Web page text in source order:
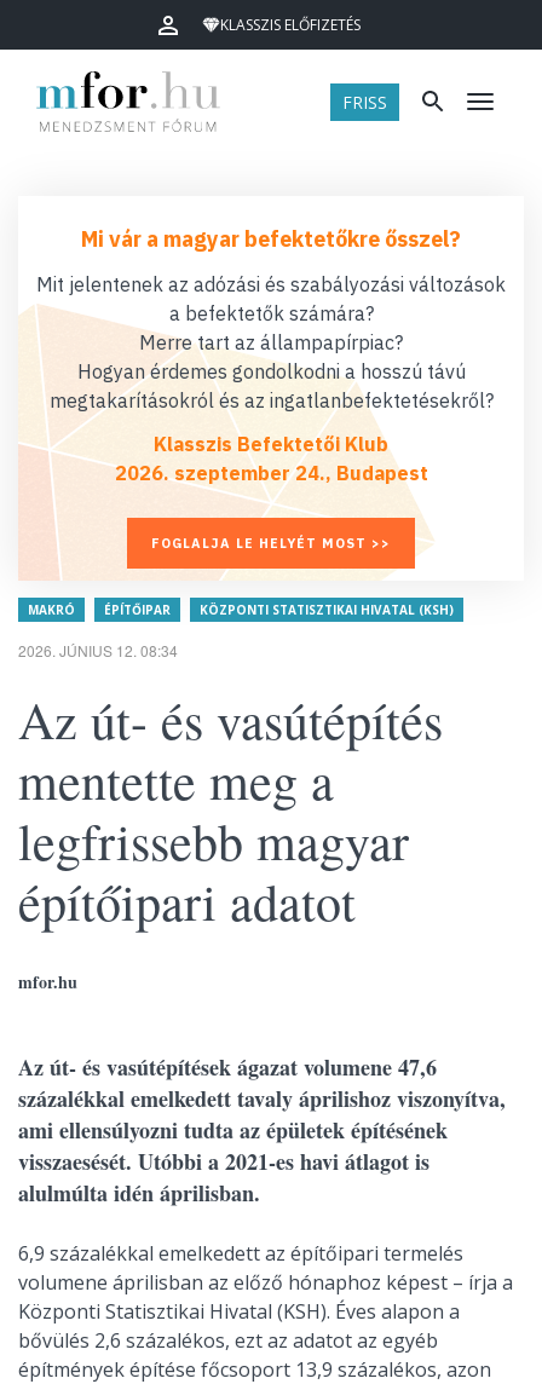
KLASSZIS ELŐFIZETÉS
FRISS Menü
Mi vár a magyar befektetőkre ősszel?
Mit jelentenek az adózási és szabályozási változások
a befektetők számára?
Merre tart az állampapírpiac?
Hogyan érdemes gondolkodni a hosszú távú
megtakarításokról és az ingatlanbefektetésekről?
Klasszis Befektetői Klub
2026. szeptember 24., Budapest
FOGLALJA LE HELYÉT MOST >>
MAKRÓ ÉPÍTŐIPAR KÖZPONTI STATISZTIKAI HIVATAL (KSH)
2026. JÚNIUS 12. 08:34
Az út- és vasútépítés
mentette meg a
legfrissebb magyar
építőipari adatot
mfor.hu
Az út- és vasútépítések ágazat volumene 47,6
százalékkal emelkedett tavaly áprilishoz viszonyítva,
ami ellensúlyozni tudta az épületek építésének
visszaesését. Utóbbi a 2021-es havi átlagot is
alulmúlta idén áprilisban.
6,9 százalékkal emelkedett az építőipari termelés
volumene áprilisban az előző hónaphoz képest – írja a
Központi Statisztikai Hivatal (KSH). Éves alapon a
bővülés 2,6 százalékos, ezt az adatot az egyéb
építmények építése főcsoport 13,9 százalékos, azon